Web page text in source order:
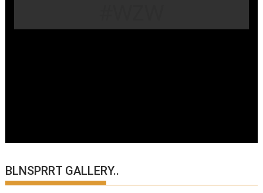
BLNSPRRT GALLERY..